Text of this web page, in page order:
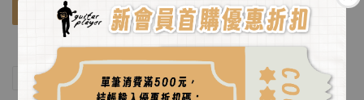
立即購買 加入購物車 Add to wishlist
分享 Tweet Pin it